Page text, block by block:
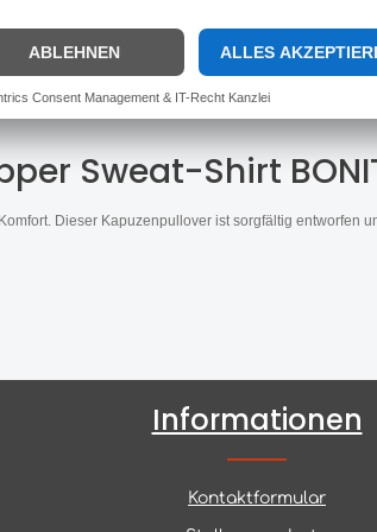
Sweat-Shirt
Dieser Kapuzenpullover ist sorgfältig
Informationen
Kontaktformular